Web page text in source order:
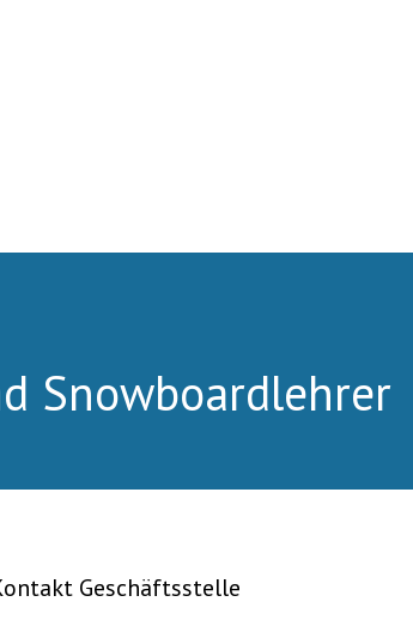
Snowboardlehrer
Geschäftsstelle